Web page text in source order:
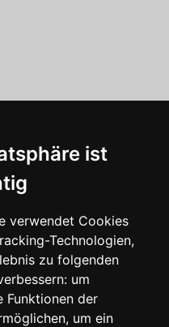
ist
verwendet Cookies
Technologien,
zu folgenden
um
Funktionen der
, um ein
NAVIGATION
Startseite
Urlaub
Über uns
Jobs
Blog
Kontakt